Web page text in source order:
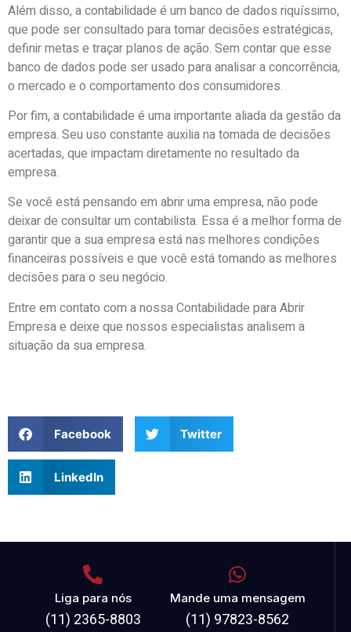
Além disso, a contabilidade é um banco de dados riquíssimo,
que pode ser consultado para tomar decisões estratégicas,
definir metas e traçar planos de ação. Sem contar que esse
banco de dados pode ser usado para analisar a concorrência,
o mercado e o comportamento dos consumidores.
Por fim, a contabilidade é uma importante aliada da gestão da
empresa. Seu uso constante auxilia na tomada de decisões
acertadas, que impactam diretamente no resultado da
empresa.
Se você está pensando em abrir uma empresa, não pode
deixar de consultar um contabilista. Essa é a melhor forma de
garantir que a sua empresa está nas melhores condições
financeiras possíveis e que você está tomando as melhores
decisões para o seu negócio.
Entre em contato com a nossa Contabilidade para Abrir
Empresa e deixe que nossos especialistas analisem a
situação da sua empresa.
Facebook Twitter
LinkedIn
Liga para nós
(11) 2365-8803
Mande uma mensagem
(11) 97823-8562